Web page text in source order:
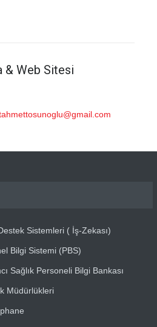
& Web Sitesi
Sistemleri ( İş-Zekası)
Bilgi Sistemi (PBS)
Sağlık Personeli Bilgi Bankası
Müdürlükleri